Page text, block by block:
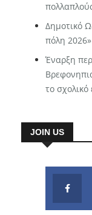
Δημοτικό
πόλη 2026»
Έναρξη
το
JOIN US